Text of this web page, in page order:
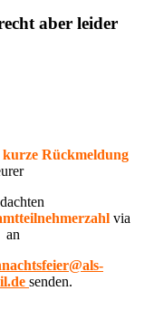
aber leider
kurze Rückmeldung
via
an
senden.